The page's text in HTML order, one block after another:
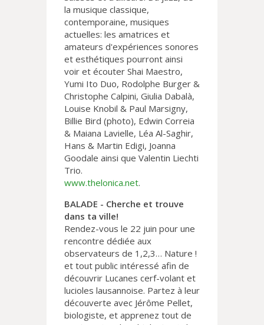
la musique classique,
contemporaine, musiques
actuelles: les amatrices et
amateurs d'expériences sonores
et esthétiques pourront ainsi
voir et écouter Shai Maestro,
Yumi Ito Duo, Rodolphe Burger &
Christophe Calpini, Giulia Dabalà,
Louise Knobil & Paul Marsigny,
Billie Bird (photo), Edwin Correia
& Maiana Lavielle, Léa Al-Saghir,
Hans & Martin Edigi, Joanna
Goodale ainsi que Valentin Liechti
Trio.
www.thelonica.net.
BALADE - Cherche et trouve
dans ta ville!
Rendez-vous le 22 juin pour une
rencontre dédiée aux
observateurs de 1,2,3… Nature !
et tout public intéressé afin de
découvrir Lucanes cerf-volant et
lucioles lausannoise. Partez à leur
découverte avec Jérôme Pellet,
biologiste, et apprenez tout de